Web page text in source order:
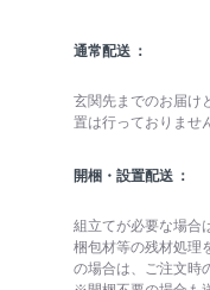
通常配送
玄関先までのお届け
置は行っておりませ
開梱・設置配送
組立てが必要な場合
梱包材等の残材処理
の場合は、ご注文時